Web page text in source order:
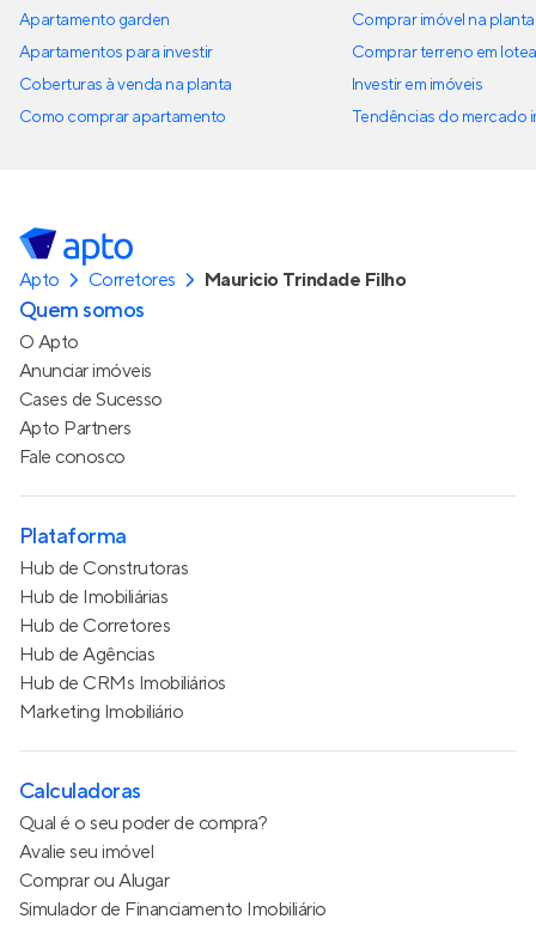
Apartamento garden
Apartamentos para investir
Coberturas à venda na planta
Como comprar apartamento
Comprar imóvel na planta
Comprar terreno em
Investir em imóveis
Tendências do mercado
Apto Corretores Mauricio Trindade Filho
Quem somos
O Apto
Anunciar imóveis
Cases de Sucesso
Apto Partners
Fale conosco
Plataforma
Hub de Construtoras
Hub de Imobiliárias
Hub de Corretores
Hub de Agências
Hub de CRMs Imobiliários
Marketing Imobiliário
Calculadoras
Qual é o seu poder de compra?
Avalie seu imóvel
Comprar ou Alugar
Simulador de Financiamento Imobiliário